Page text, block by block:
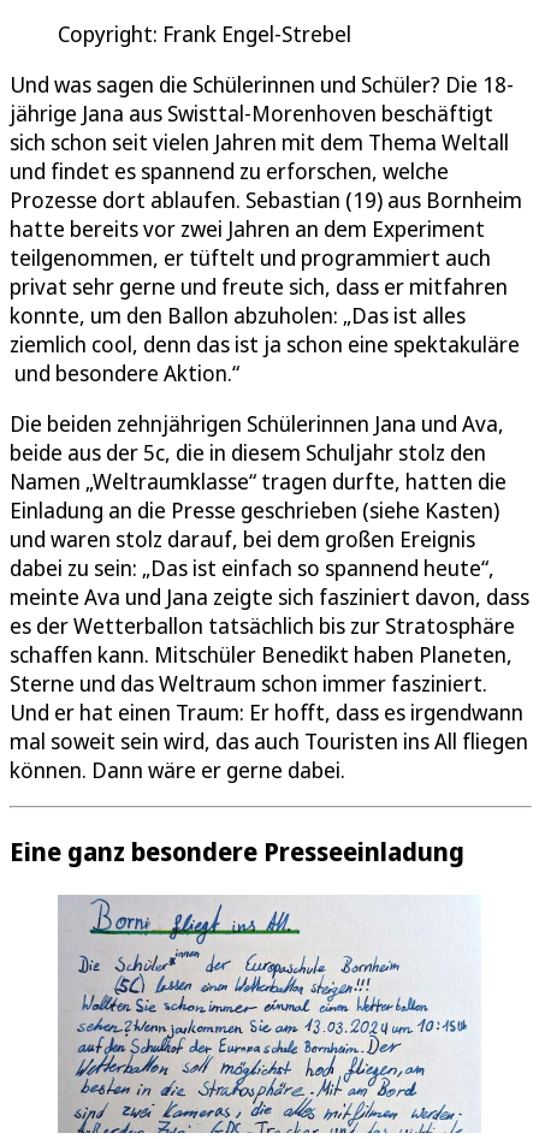
Copyright: Frank Engel-Strebel
Und was sagen die Schülerinnen und Schüler? Die 18-
jährige Jana aus Swisttal-Morenhoven beschäftigt
sich schon seit vielen Jahren mit dem Thema Weltall
und findet es spannend zu erforschen, welche
Prozesse dort ablaufen. Sebastian (19) aus Bornheim
hatte bereits vor zwei Jahren an dem Experiment
teilgenommen, er tüftelt und programmiert auch
privat sehr gerne und freute sich, dass er mitfahren
konnte, um den Ballon abzuholen: „Das ist alles
ziemlich cool, denn das ist ja schon eine spektakuläre
und besondere Aktion.“
Die beiden zehnjährigen Schülerinnen Jana und Ava,
beide aus der 5c, die in diesem Schuljahr stolz den
Namen „Weltraumklasse“ tragen durfte, hatten die
Einladung an die Presse geschrieben (siehe Kasten)
und waren stolz darauf, bei dem großen Ereignis
dabei zu sein: „Das ist einfach so spannend heute“,
meinte Ava und Jana zeigte sich fasziniert davon, dass
es der Wetterballon tatsächlich bis zur Stratosphäre
schaffen kann. Mitschüler Benedikt haben Planeten,
Sterne und das Weltraum schon immer fasziniert.
Und er hat einen Traum: Er hofft, dass es irgendwann
mal soweit sein wird, das auch Touristen ins All fliegen
können. Dann wäre er gerne dabei.
Eine ganz besondere Presseeinladung